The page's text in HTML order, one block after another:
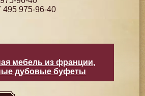
495 975-96-40
мебель из франции,
дубовые буфеты